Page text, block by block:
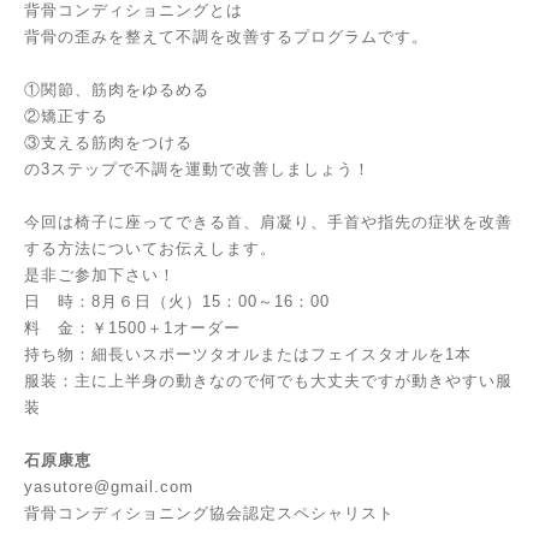
背骨コンディショニングとは
背骨の歪みを整えて不調を改善するプログラムです。
①関節、筋肉をゆるめる
②矯正する
③支える筋肉をつける
の3ステップで不調を運動で改善しましょう！
今回は椅子に座ってできる首、肩凝り、手首や指先の症状を改善
する方法についてお伝えします。
是非ご参加下さい！
日 時：8月６日（火）15：00～16：00
料 金：￥1500＋1オーダー
持ち物：細長いスポーツタオルまたはフェイスタオルを1本
服装：主に上半身の動きなので何でも大丈夫ですが動きやすい服
装
石原康恵
yasutore@gmail.com
背骨コンディショニング協会認定スペシャリスト